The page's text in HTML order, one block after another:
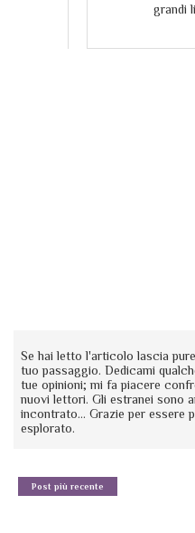
grandi
Se hai letto l'articolo lascia
tuo passaggio. Dedicami
tue opinioni; mi fa piacere
nuovi lettori. Gli estranei sono
incontrato... Grazie per essere
esplorato.
Post più recente